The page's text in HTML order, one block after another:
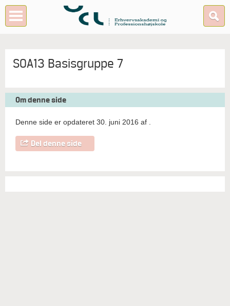
SOA13 Basisgruppe 7
Om denne side
Denne side er opdateret 30. juni 2016 af
Del denne side